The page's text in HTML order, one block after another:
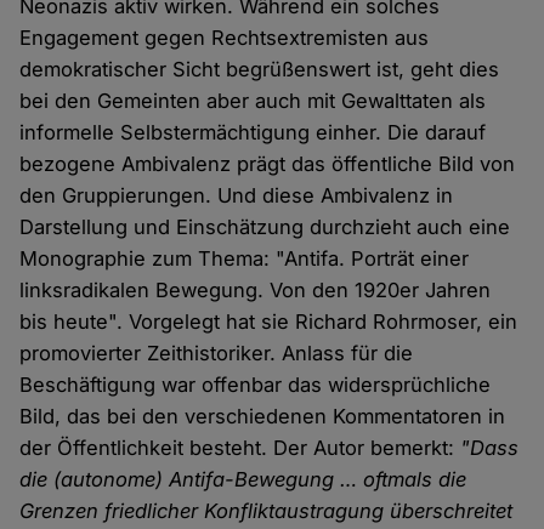
Neonazis aktiv wirken. Während ein solches
Engagement gegen Rechtsextremisten aus
demokratischer Sicht begrüßenswert ist, geht dies
bei den Gemeinten aber auch mit Gewalttaten als
informelle Selbstermächtigung einher. Die darauf
bezogene Ambivalenz prägt das öffentliche Bild von
den Gruppierungen. Und diese Ambivalenz in
Darstellung und Einschätzung durchzieht auch eine
Monographie zum Thema: "Antifa. Porträt einer
linksradikalen Bewegung. Von den 1920er Jahren
bis heute". Vorgelegt hat sie Richard Rohrmoser, ein
promovierter Zeithistoriker. Anlass für die
Beschäftigung war offenbar das widersprüchliche
Bild, das bei den verschiedenen Kommentatoren in
der Öffentlichkeit besteht. Der Autor bemerkt: "Dass
die (autonome) Antifa-Bewegung … oftmals die
Grenzen friedlicher Konfliktaustragung überschreitet